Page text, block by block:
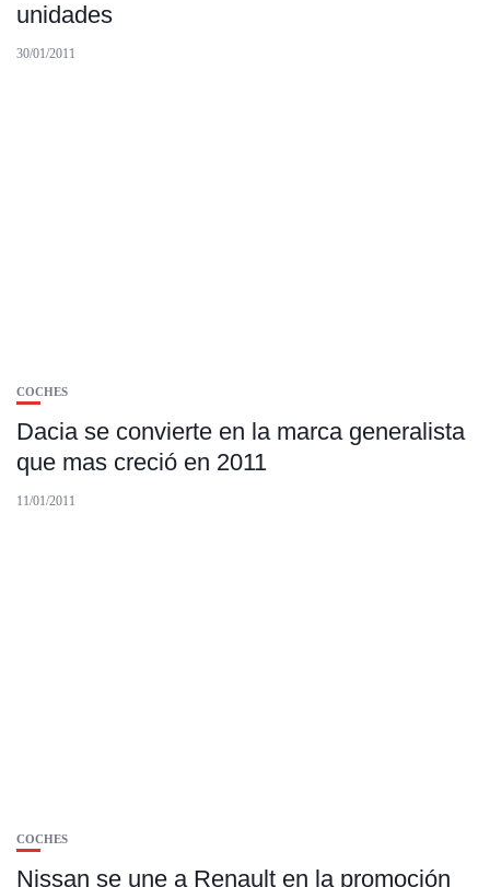
unidades
30/01/2011
COCHES
Dacia se convierte en la marca generalista
que mas creció en 2011
11/01/2011
COCHES
Nissan se une a Renault en la promoción